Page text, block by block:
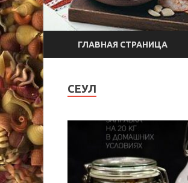
ГЛАВНАЯ СТРАНИЦА
СЕУЛ